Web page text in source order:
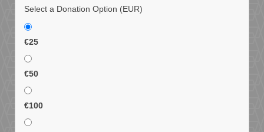
Select a Donation Option (EUR)
€25
€50
€100